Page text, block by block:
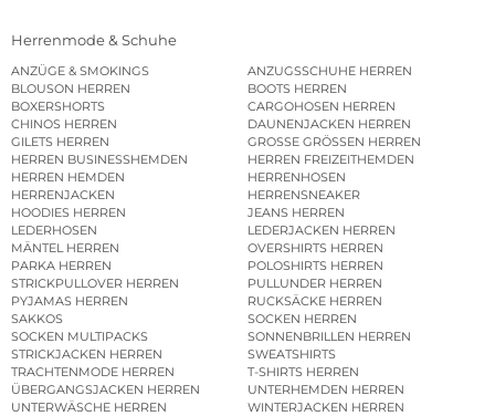
Herrenmode & Schuhe
ANZÜGE & SMOKINGS
ANZUGSSCHUHE HERREN
BLOUSON HERREN
BOOTS HERREN
BOXERSHORTS
CARGOHOSEN HERREN
CHINOS HERREN
DAUNENJACKEN HERREN
GILETS HERREN
GROSSE GRÖSSEN HERREN
HERREN BUSINESSHEMDEN
HERREN FREIZEITHEMDEN
HERREN HEMDEN
HERRENHOSEN
HERRENJACKEN
HERRENSNEAKER
HOODIES HERREN
JEANS HERREN
LEDERHOSEN
LEDERJACKEN HERREN
MÄNTEL HERREN
OVERSHIRTS HERREN
PARKA HERREN
POLOSHIRTS HERREN
STRICKPULLOVER HERREN
PULLUNDER HERREN
PYJAMAS HERREN
RUCKSÄCKE HERREN
SAKKOS
SOCKEN HERREN
SOCKEN MULTIPACKS
SONNENBRILLEN HERREN
STRICKJACKEN HERREN
SWEATSHIRTS
TRACHTENMODE HERREN
T-SHIRTS HERREN
ÜBERGANGSJACKEN HERREN
UNTERHEMDEN HERREN
UNTERWÄSCHE HERREN
WINTERJACKEN HERREN